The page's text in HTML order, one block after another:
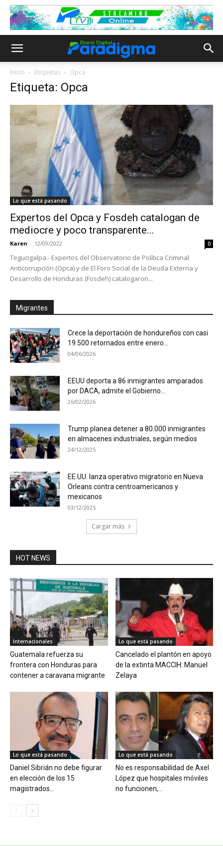
Inicio Etiquetas Opca
Etiqueta: Opca
Lo que está pasando
Expertos del Opca y Fosdeh catalogan de
mediocre y poco transparente...
Karen - 12/09/2022 0
Tegucigalpa.- Expertos del Observatorio de Política Criminal
Anticorrupción (Opca) y de El Foro Social de la Deuda Externa y
Desarrollo de Honduras (Fosdeh) catalogaron...
Migrantes
Crece la deportación de hondureños con casi
19.500 retornados entre enero...
04/06/2026
EEUU deporta a 86 inmigrantes amparados
por DACA, admite el Gobierno...
26/02/2026
Trump planea detener a 80.000 inmigrantes
en almacenes industriales, según medios
24/12/2025
EE.UU. lanza operativo migratorio en Nueva
Orleans contra centroamericanos y
mexicanos
03/12/2025
Cargar más
HOT NEWS
Internacionales
Guatemala refuerza su
frontera con Honduras para
contener a caravana migrante
Lo que está pasando
Cancelado el plantón en apoyo
de la extinta MACCIH: Manuel
Zelaya
Lo que está pasando
Daniel Sibrián no debe figurar
en elección de los 15
magistrados...
Lo que está pasando
No es responsabilidad de Axel
López que hospitales móviles
no funcionen,...